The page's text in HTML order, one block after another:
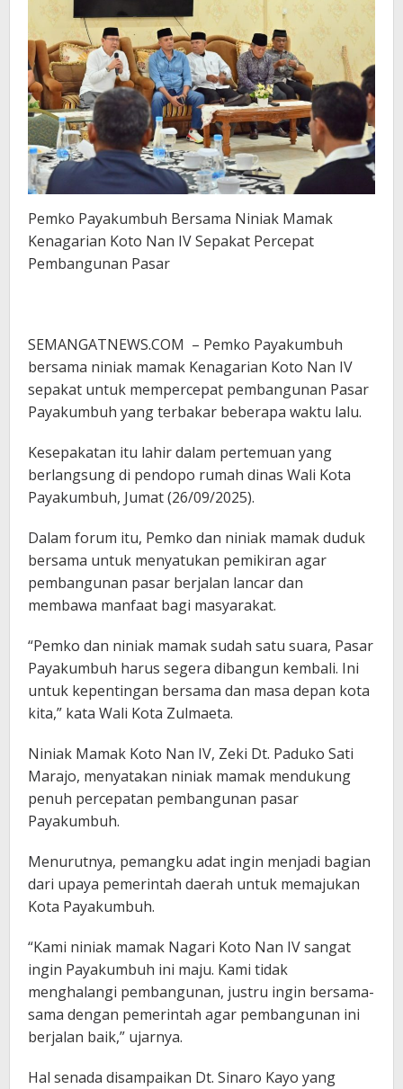
Pemko Payakumbuh Bersama Niniak Mamak
Kenagarian Koto Nan IV Sepakat Percepat
Pembangunan Pasar
SEMANGATNEWS.COM – Pemko Payakumbuh
bersama niniak mamak Kenagarian Koto Nan IV
sepakat untuk mempercepat pembangunan Pasar
Payakumbuh yang terbakar beberapa waktu lalu.
Kesepakatan itu lahir dalam pertemuan yang
berlangsung di pendopo rumah dinas Wali Kota
Payakumbuh, Jumat (26/09/2025).
Dalam forum itu, Pemko dan niniak mamak duduk
bersama untuk menyatukan pemikiran agar
pembangunan pasar berjalan lancar dan
membawa manfaat bagi masyarakat.
“Pemko dan niniak mamak sudah satu suara, Pasar
Payakumbuh harus segera dibangun kembali. Ini
untuk kepentingan bersama dan masa depan kota
kita,” kata Wali Kota Zulmaeta.
Niniak Mamak Koto Nan IV, Zeki Dt. Paduko Sati
Marajo, menyatakan niniak mamak mendukung
penuh percepatan pembangunan pasar
Payakumbuh.
Menurutnya, pemangku adat ingin menjadi bagian
dari upaya pemerintah daerah untuk memajukan
Kota Payakumbuh.
“Kami niniak mamak Nagari Koto Nan IV sangat
ingin Payakumbuh ini maju. Kami tidak
menghalangi pembangunan, justru ingin bersama-
sama dengan pemerintah agar pembangunan ini
berjalan baik,” ujarnya.
Hal senada disampaikan Dt. Sinaro Kayo yang